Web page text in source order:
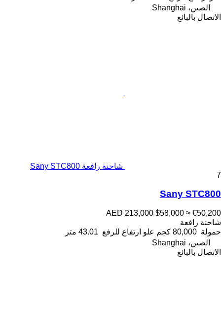
الصين، Shanghai
الاتصال بالبائع
شاحنة رافعة Sany STC800
7
Sany STC800
AED 213,000 $58,000 ≈ €50,200
شاحنة رافعة
حمولة 80,000 كجم علو ارتفاع للرفع 43.01 متر
الصين، Shanghai
الاتصال بالبائع